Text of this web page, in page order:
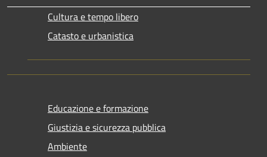
Cultura e tempo libero
Catasto e urbanistica
Educazione e formazione
Giustizia e sicurezza pubblica
Ambiente